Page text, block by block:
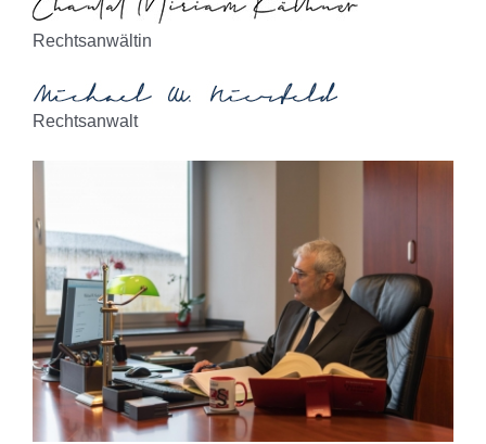
Rechtsanwältin
Rechtsanwalt